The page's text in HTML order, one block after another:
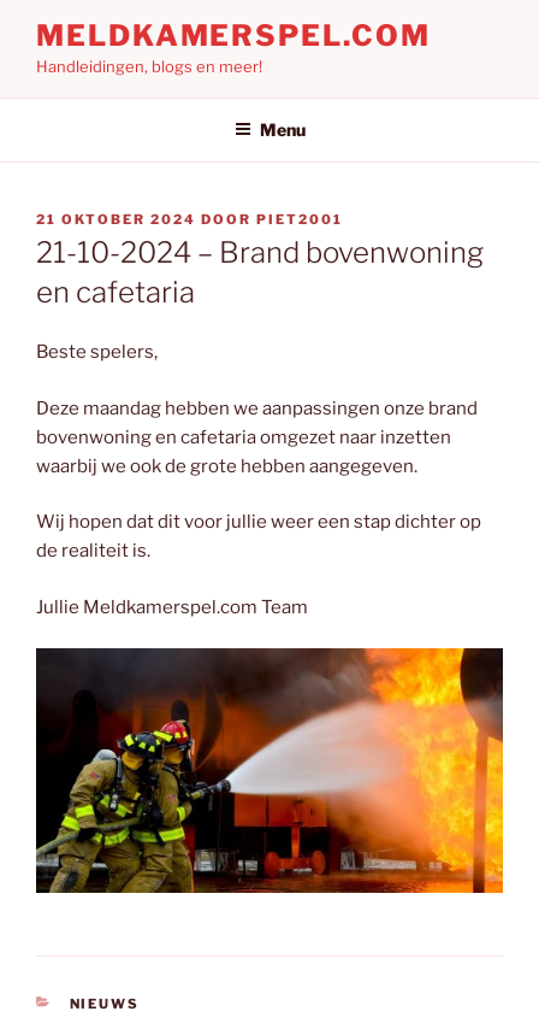
inhoud
MELDKAMERSPEL.COM
Handleidingen, blogs en meer!
Menu
GEPLAATST
OP
21 OKTOBER 2024 DOOR PIET2001
21-10-2024 – Brand bovenwoning
en cafetaria
Beste spelers,
Deze maandag hebben we aanpassingen onze brand
bovenwoning en cafetaria omgezet naar inzetten
waarbij we ook de grote hebben aangegeven.
Wij hopen dat dit voor jullie weer een stap dichter op
de realiteit is.
Jullie Meldkamerspel.com Team
CATEGORIEËN
NIEUWS